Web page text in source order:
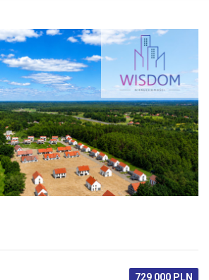
729 000 PLN